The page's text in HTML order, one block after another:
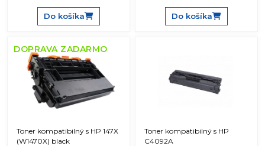
Do košíka Do košíka
DOPRAVA ZADARMO
Toner kompatibilný s HP 147X
(W1470X) black
Toner kompatibilný s HP
C4092A